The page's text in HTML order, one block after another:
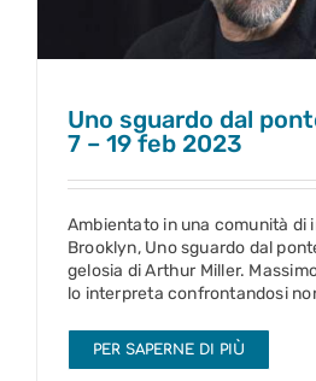
Uno sguardo dal
7 – 19 feb 2023
Ambientato in una comunità di
Brooklyn, Uno sguardo dal
gelosia di Arthur Miller.
lo interpreta confrontandosi
PER SAPERNE DI PIÙ